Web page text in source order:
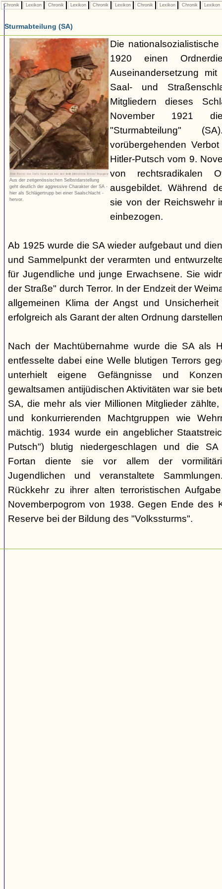
Chronik Lexikon Chronik Lexikon Chronik Lexikon Chronik Lexikon Chronik Lexikon
Sturmabteilung (SA)
Aus der zeitgenössischen Selbstdarstellung
geht deutlich der aggressive Charakter der SA -
hier als Schlägertrupp bei einer Saalschlacht -
hervor.
Die
1920 einen
Auseinandersetzung
Saal- und
Mitgliedern dieses
November 1921
"Sturmabteilung"
vorübergehenden
Hitler-Putsch vom 9.
von rechtsradikalen
ausgebildet. Während
sie von der Reichswehr
einbezogen.
Ab 1925 wurde die SA wieder aufgebaut und
und Sammelpunkt der verarmten und
für Jugendliche und junge Erwachsene. Sie
der Straße" durch Terror. In der Endzeit der
allgemeinen Klima der Angst und
erfolgreich als Garant der alten Ordnung
Nach der Machtübernahme wurde die SA als
entfesselte dabei eine Welle blutigen Terrors
unterhielt eigene Gefängnisse und
gewaltsamen antijüdischen Aktivitäten war sie
SA, die mehr als vier Millionen Mitglieder
und konkurrierenden Machtgruppen wie
mächtig. 1934 wurde ein angeblicher
Putsch") blutig niedergeschlagen und die SA
Fortan diente sie vor allem der
Jugendlichen und veranstaltete
Rückkehr zu ihrer alten terroristischen
Novemberpogrom von 1938. Gegen Ende des
Reserve bei der Bildung des "Volkssturms".